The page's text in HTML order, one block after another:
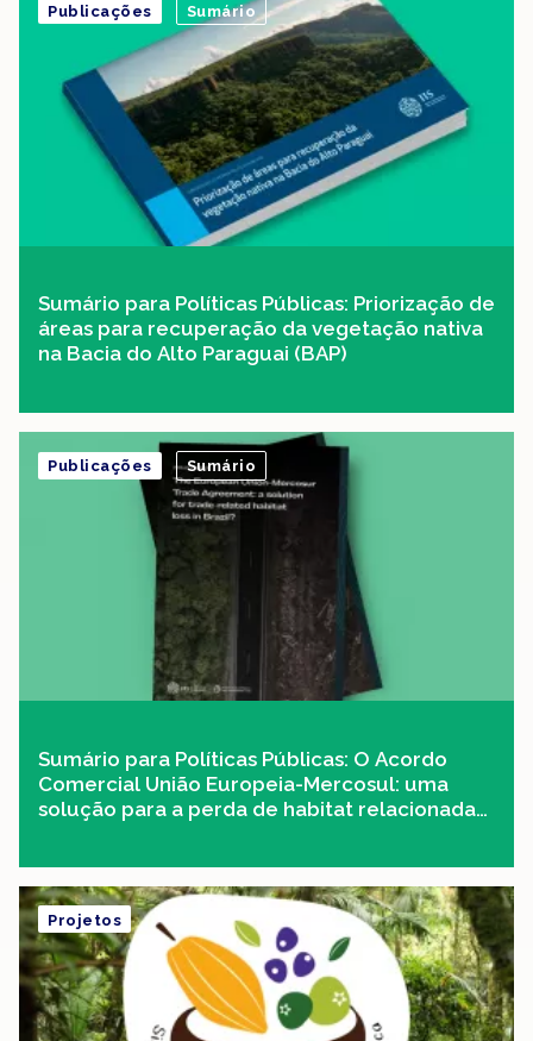
Sumário para Políticas Públicas: Priorização de
áreas para recuperação da vegetação nativa
na Bacia do Alto Paraguai (BAP)
Publicações Sumário
Sumário para Políticas Públicas: O Acordo
Comercial União Europeia-Mercosul: uma
solução para a perda de habitat relacionada
Publicações Sumário
Projetos